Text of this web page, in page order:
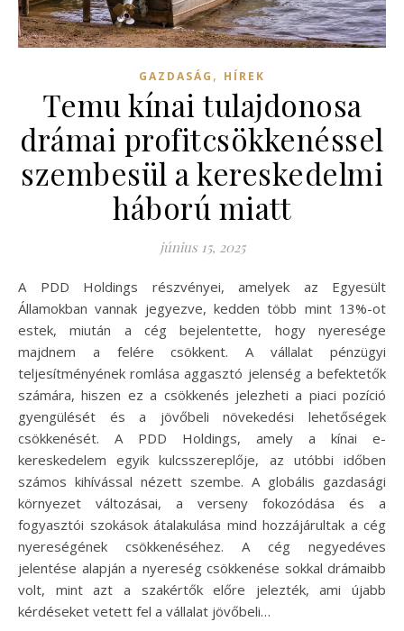
GAZDASÁG , HÍREK
Temu kínai tulajdonosa
drámai profitcsökkenéssel
szembesül a kereskedelmi
háború miatt
június 15, 2025
A PDD Holdings részvényei, amelyek az Egyesült
Államokban vannak jegyezve, kedden több mint 13%-ot
estek, miután a cég bejelentette, hogy nyeresége
majdnem a felére csökkent. A vállalat pénzügyi
teljesítményének romlása aggasztó jelenség a befektetők
számára, hiszen ez a csökkenés jelezheti a piaci pozíció
gyengülését és a jövőbeli növekedési lehetőségek
csökkenését. A PDD Holdings, amely a kínai e-
kereskedelem egyik kulcsszereplője, az utóbbi időben
számos kihívással nézett szembe. A globális gazdasági
környezet változásai, a verseny fokozódása és a
fogyasztói szokások átalakulása mind hozzájárultak a cég
nyereségének csökkenéséhez. A cég negyedéves
jelentése alapján a nyereség csökkenése sokkal drámaibb
volt, mint azt a szakértők előre jelezték, ami újabb
kérdéseket vetett fel a vállalat jövőbeli…